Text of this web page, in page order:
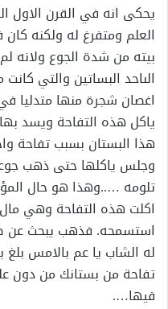
يحكى انه في القرن الاول
العلم ومتفرغ له ولكنه
بيته من شدة الجوع ولانه
الىاحد البساتين والتي
اغصان شجرة منها متدليا
ياكل هذه التفاحة ويسد
هذا البستان بسبب
وجلس ياكلها حتى ذهب
تلومه …..وهذا هو حال
اكلت هذه التفاحة وهي
استسمحه. فذهب يبحث عن
له الشاب يا عم بالامس بلغ
تفاحة من بستانك من دون
فيها….